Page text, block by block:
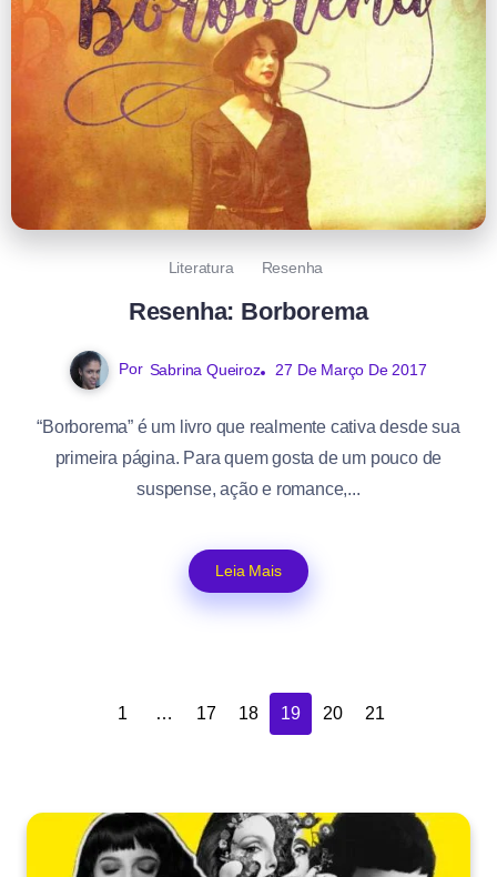
Literatura Resenha
Resenha: Borborema
Por Sabrina Queiroz 27 De Março De 2017
“Borborema” é um livro que realmente cativa desde sua
primeira página. Para quem gosta de um pouco de
suspense, ação e romance,...
Leia Mais
1 … 17 18 19 20 21